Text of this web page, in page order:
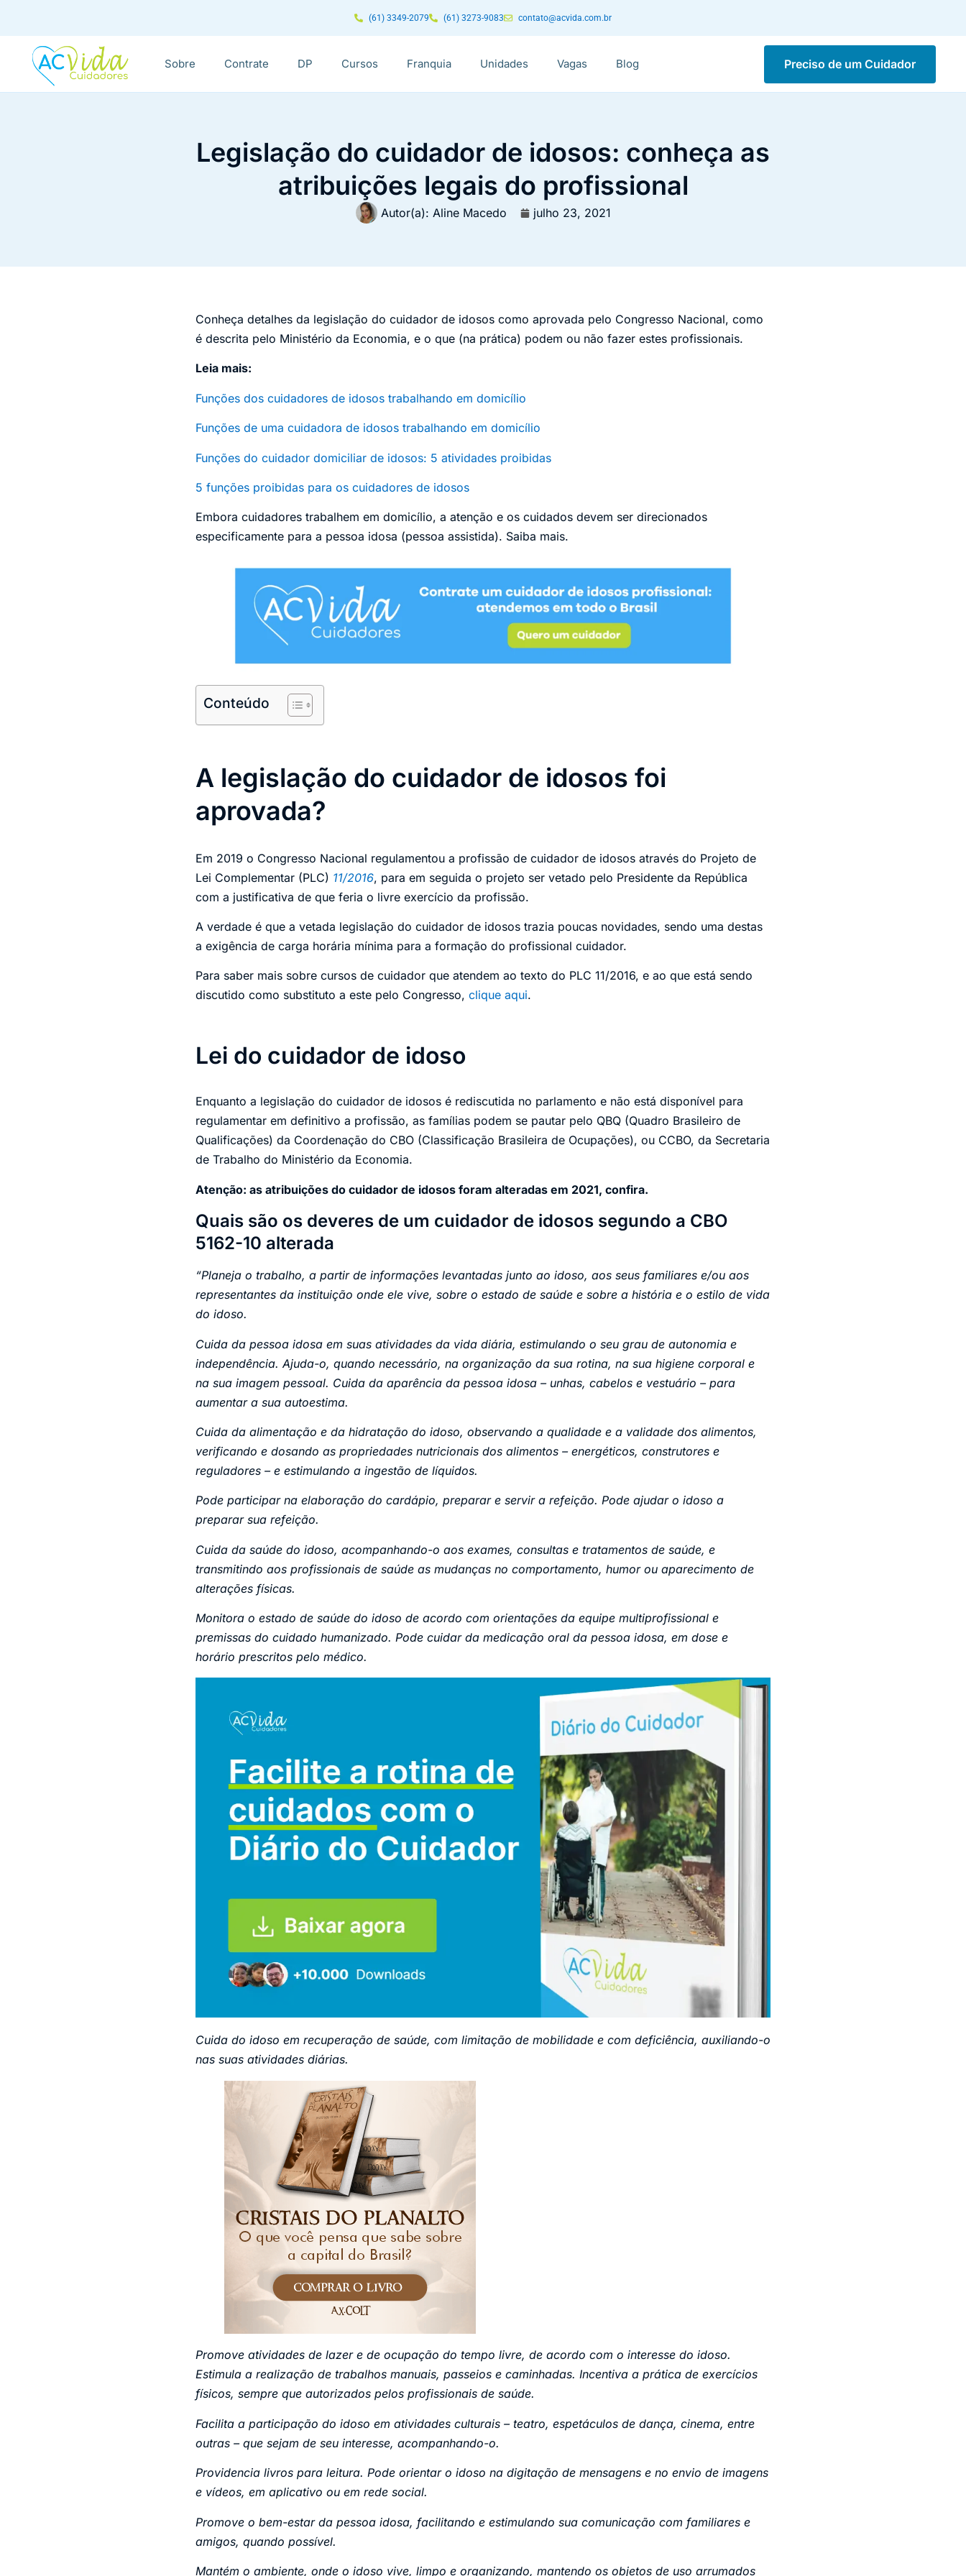
(61) 3349-2079 (61) 3273-9083 contato@acvida.com.br
Sobre Contrate DP Cursos Franquia Unidades Vagas Blog Preciso de um Cuidador
Legislação do cuidador de idosos: conheça as
atribuições legais do profissional
Autor(a): Aline Macedo julho 23, 2021
Conheça detalhes da legislação do cuidador de idosos como aprovada pelo Congresso Nacional, como
é descrita pelo Ministério da Economia, e o que (na prática) podem ou não fazer estes profissionais.
Leia mais:
Funções dos cuidadores de idosos trabalhando em domicílio
Funções de uma cuidadora de idosos trabalhando em domicílio
Funções do cuidador domiciliar de idosos: 5 atividades proibidas
5 funções proibidas para os cuidadores de idosos
Embora cuidadores trabalhem em domicílio, a atenção e os cuidados devem ser direcionados
especificamente para a pessoa idosa (pessoa assistida). Saiba mais.
Conteúdo
A legislação do cuidador de idosos foi
aprovada?
Em 2019 o Congresso Nacional regulamentou a profissão de cuidador de idosos através do Projeto de
Lei Complementar (PLC) 11/2016, para em seguida o projeto ser vetado pelo Presidente da República
com a justificativa de que feria o livre exercício da profissão.
A verdade é que a vetada legislação do cuidador de idosos trazia poucas novidades, sendo uma destas
a exigência de carga horária mínima para a formação do profissional cuidador.
Para saber mais sobre cursos de cuidador que atendem ao texto do PLC 11/2016, e ao que está sendo
discutido como substituto a este pelo Congresso, clique aqui.
Lei do cuidador de idoso
Enquanto a legislação do cuidador de idosos é rediscutida no parlamento e não está disponível para
regulamentar em definitivo a profissão, as famílias podem se pautar pelo QBQ (Quadro Brasileiro de
Qualificações) da Coordenação do CBO (Classificação Brasileira de Ocupações), ou CCBO, da Secretaria
de Trabalho do Ministério da Economia.
Atenção: as atribuições do cuidador de idosos foram alteradas em 2021, confira.
Quais são os deveres de um cuidador de idosos segundo a CBO
5162-10 alterada
“Planeja o trabalho, a partir de informações levantadas junto ao idoso, aos seus familiares e/ou aos
representantes da instituição onde ele vive, sobre o estado de saúde e sobre a história e o estilo de vida
do idoso.
Cuida da pessoa idosa em suas atividades da vida diária, estimulando o seu grau de autonomia e
independência. Ajuda-o, quando necessário, na organização da sua rotina, na sua higiene corporal e
na sua imagem pessoal. Cuida da aparência da pessoa idosa – unhas, cabelos e vestuário – para
aumentar a sua autoestima.
Cuida da alimentação e da hidratação do idoso, observando a qualidade e a validade dos alimentos,
verificando e dosando as propriedades nutricionais dos alimentos – energéticos, construtores e
reguladores – e estimulando a ingestão de líquidos.
Pode participar na elaboração do cardápio, preparar e servir a refeição. Pode ajudar o idoso a
preparar sua refeição.
Cuida da saúde do idoso, acompanhando-o aos exames, consultas e tratamentos de saúde, e
transmitindo aos profissionais de saúde as mudanças no comportamento, humor ou aparecimento de
alterações físicas.
Monitora o estado de saúde do idoso de acordo com orientações da equipe multiprofissional e
premissas do cuidado humanizado. Pode cuidar da medicação oral da pessoa idosa, em dose e
horário prescritos pelo médico.
Cuida do idoso em recuperação de saúde, com limitação de mobilidade e com deficiência, auxiliando-o
nas suas atividades diárias.
Promove atividades de lazer e de ocupação do tempo livre, de acordo com o interesse do idoso.
Estimula a realização de trabalhos manuais, passeios e caminhadas. Incentiva a prática de exercícios
físicos, sempre que autorizados pelos profissionais de saúde.
Facilita a participação do idoso em atividades culturais – teatro, espetáculos de dança, cinema, entre
outras – que sejam de seu interesse, acompanhando-o.
Providencia livros para leitura. Pode orientar o idoso na digitação de mensagens e no envio de imagens
e vídeos, em aplicativo ou em rede social.
Promove o bem-estar da pessoa idosa, facilitando e estimulando sua comunicação com familiares e
amigos, quando possível.
Mantém o ambiente, onde o idoso vive, limpo e organizando, mantendo os objetos de uso arrumados